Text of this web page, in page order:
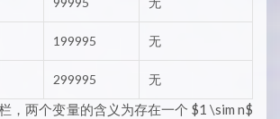
199995 无
299995 无
，两个变量的含义为存在一个 $1 \sim n$